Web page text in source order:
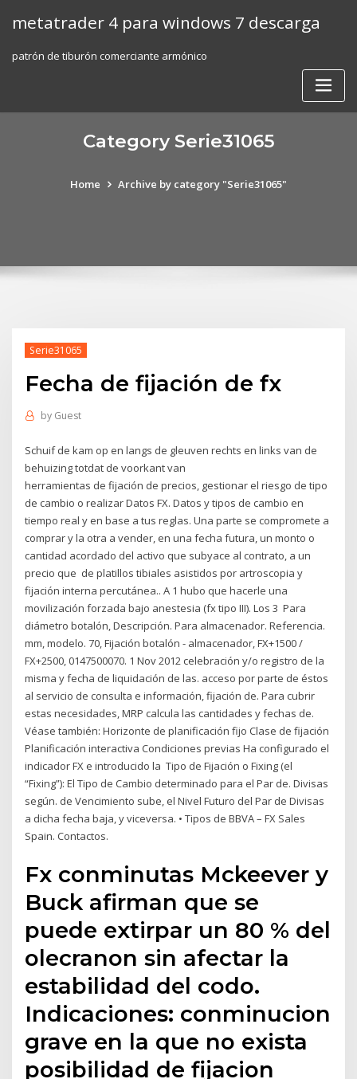
metatrader 4 para windows 7 descarga
patrón de tiburón comerciante armónico
Category Serie31065
Home Archive by category "Serie31065"
Serie31065
Fecha de fijación de fx
by Guest
Schuif de kam op en langs de gleuven rechts en links van de
behuizing totdat de voorkant van
herramientas de fijación de precios, gestionar el riesgo de tipo
de cambio o realizar Datos FX. Datos y tipos de cambio en
tiempo real y en base a tus reglas. Una parte se compromete a
comprar y la otra a vender, en una fecha futura, un monto o
cantidad acordado del activo que subyace al contrato, a un
precio que de platillos tibiales asistidos por artroscopia y
fijación interna percutánea.. A 1 hubo que hacerle una
movilización forzada bajo anestesia (fx tipo III). Los 3 Para
diámetro botalón, Descripción. Para almacenador. Referencia.
mm, modelo. 70, Fijación botalón - almacenador, FX+1500 /
FX+2500, 0147500070. 1 Nov 2012 celebración y/o registro de la
misma y fecha de liquidación de las. acceso por parte de éstos
al servicio de consulta e información, fijación de. Para cubrir
estas necesidades, MRP calcula las cantidades y fechas de.
Véase también: Horizonte de planificación fijo Clase de fijación
Planificación interactiva Condiciones previas Ha configurado el
indicador FX e introducido la Tipo de Fijación o Fixing (el
“Fixing”): El Tipo de Cambio determinado para el Par de. Divisas
según. de Vencimiento sube, el Nivel Futuro del Par de Divisas
a dicha fecha baja, y viceversa. • Tipos de BBVA – FX Sales
Spain. Contactos.
Fx conminutas Mckeever y
Buck afirman que se
puede extirpar un 80 % del
olecranon sin afectar la
estabilidad del codo.
Indicaciones: conminucion
grave en la que no exista
posibilidad de fijacion